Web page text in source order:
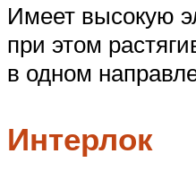
Имеет высокую
при этом
в одном
Интерлок